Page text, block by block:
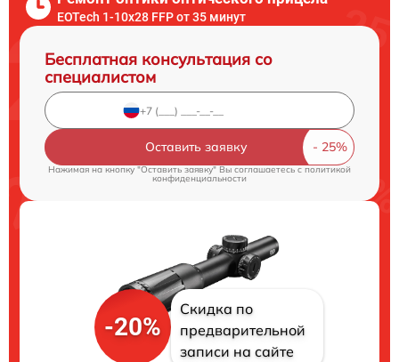
EOTech 1-10x28 FFP от 35 минут
Бесплатная консультация со
специалистом
Оставить заявку
Нажимая на кнопку "Оставить заявку" Вы соглашаетесь cполитикой
конфиденциальности
-20%
Скидка по
предварительной
записи на сайте